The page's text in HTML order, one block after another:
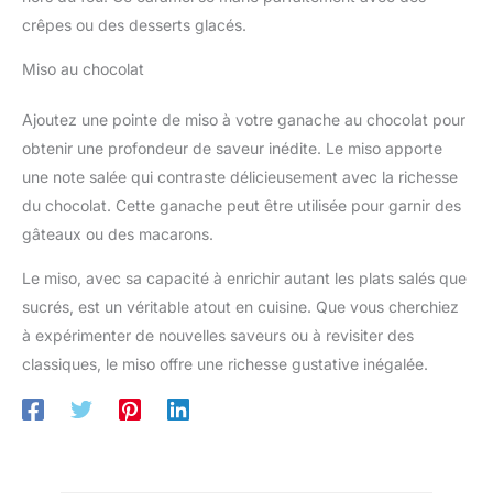
crêpes ou des desserts glacés.
Miso au chocolat
Ajoutez une pointe de miso à votre ganache au chocolat pour
obtenir une profondeur de saveur inédite. Le miso apporte
une note salée qui contraste délicieusement avec la richesse
du chocolat. Cette ganache peut être utilisée pour garnir des
gâteaux ou des macarons.
Le miso, avec sa capacité à enrichir autant les plats salés que
sucrés, est un véritable atout en cuisine. Que vous cherchiez
à expérimenter de nouvelles saveurs ou à revisiter des
classiques, le miso offre une richesse gustative inégalée.